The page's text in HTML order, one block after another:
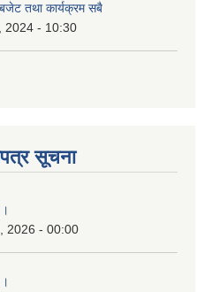
तथा कार्यक्रम सबै
2024 - 10:30
सूचना
2026 - 00:00